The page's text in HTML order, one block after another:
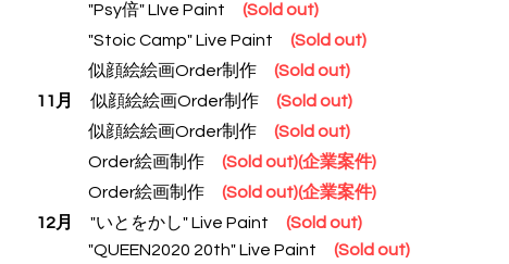
"Psy倍" LIve Paint (Sold out)
"Stoic Camp" Live Paint (Sold out)
似顔絵絵画Order制作 (Sold out)
11月
似顔絵絵画Order制作 (Sold out)
似顔絵絵画Order制作 (Sold out)
Order絵画制作 (Sold out)(企業案件)
Order絵画制作
(Sold out)(企業案件)
12月
"いとをかし" Live Paint (Sold out)
"QUEEN2020 20th" Live Paint (Sold out)